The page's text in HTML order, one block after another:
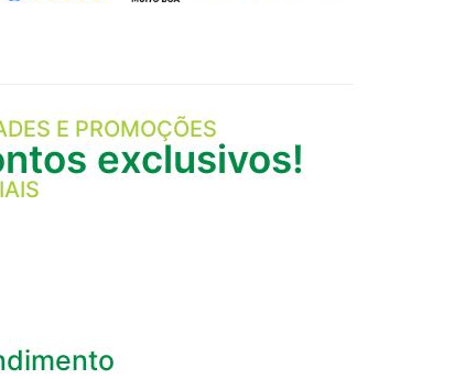
E PROMOÇÕES
exclusivos!